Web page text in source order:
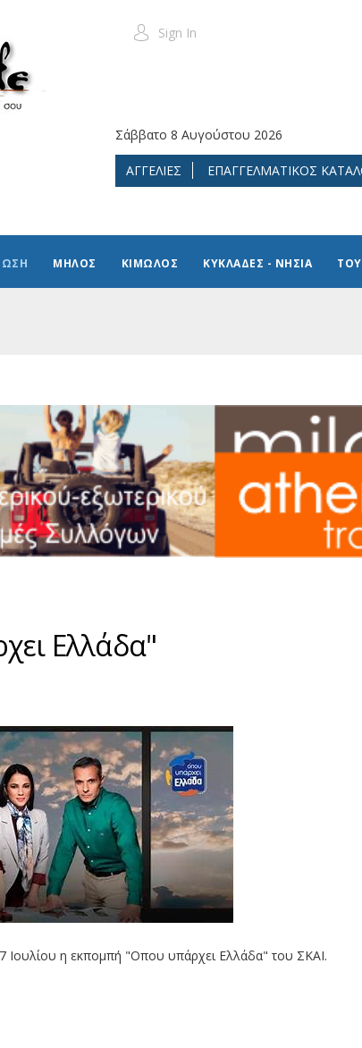
Sign In
Σάββατο 8 Αυγούστου 2026
ΑΓΓΕΛΙΕΣ ΕΠΑΓΓΕΛΜΑΤΙΚΟΣ
ΜΗΛΟΣ ΚΙΜΩΛΟΣ ΚΥΚΛΑΔΕΣ - ΝΗΣΙΑ
Ελλάδα"
Ιουλίου η εκπομπή "Οπου υπάρχει Ελλάδα" του ΣΚΑΙ.